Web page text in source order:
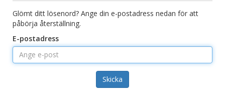
Glömt ditt lösenord? Ange din e-postadress nedan för att
påbörja återställning.
E-postadress
Skicka